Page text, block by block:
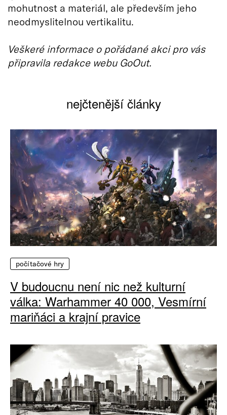
mohutnost a materiál, ale především jeho
neodmyslitelnou vertikalitu.
Veškeré informace o pořádané akci pro vás
připravila redakce webu GoOut.
nejčtenější články
počítačové hry
V budoucnu není nic než kulturní
válka: Warhammer 40 000, Vesmírní
mariňáci a krajní pravice